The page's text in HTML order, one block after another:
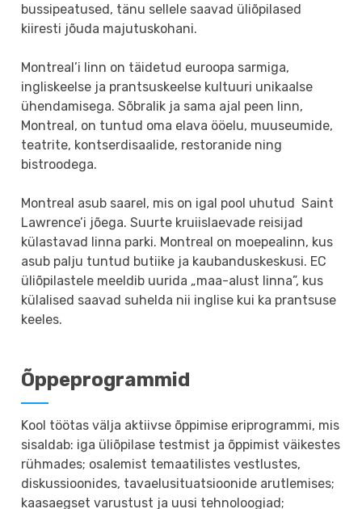
bussipeatused, tänu sellele saavad üliõpilased
kiiresti jõuda majutuskohani.
Montreal’i linn on täidetud euroopa sarmiga,
ingliskeelse ja prantsuskeelse kultuuri unikaalse
ühendamisega. Sõbralik ja sama ajal peen linn,
Montreal, on tuntud oma elava ööelu, muuseumide,
teatrite, kontserdisaalide, restoranide ning
bistroodega.
Montreal asub saarel, mis on igal pool uhutud Saint
Lawrence’i jõega. Suurte kruiislaevade reisijad
külastavad linna parki. Montreal on moepealinn, kus
asub palju tuntud butiike ja kaubanduskeskusi. EC
üliõpilastele meeldib uurida „maa-alust linna”, kus
külalised saavad suhelda nii inglise kui ka prantsuse
keeles.
Õppeprogrammid
Kool töötas välja aktiivse õppimise eriprogrammi, mis
sisaldab: iga üliõpilase testmist ja õppimist väikestes
rühmades; osalemist temaatilistes vestlustes,
diskussioonides, tavaelusituatsioonide arutlemises;
kaasaegset varustust ja uusi tehnoloogiad;